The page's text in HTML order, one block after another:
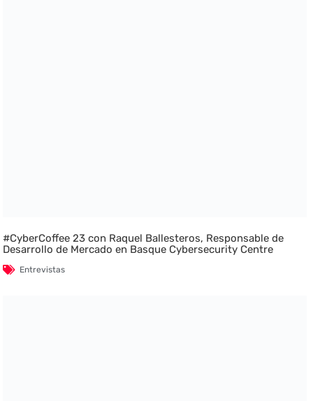
#CyberCoffee 23 con Raquel Ballesteros, Responsable de
Desarrollo de Mercado en Basque Cybersecurity Centre
Entrevistas